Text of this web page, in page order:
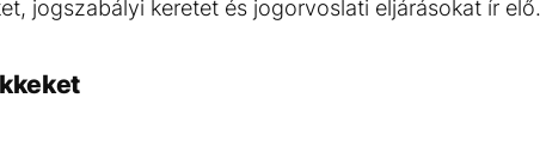
jogszabályi keretet és jogorvoslati eljárásokat ír elő.